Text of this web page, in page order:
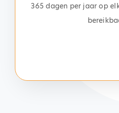
365 dagen per jaar op
nooddienst,